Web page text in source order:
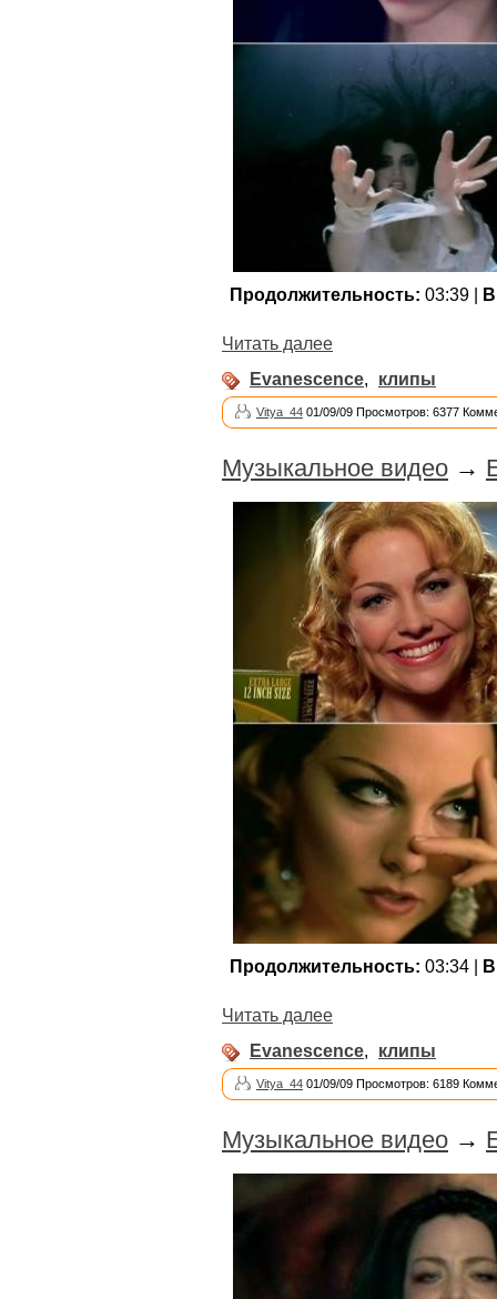
Продолжительность: 03:39 |
Читать далее
Evanescence, клипы
Vitya_44 01/09/09 Просмотров: 6377
Музыкальное видео →
Продолжительность: 03:34 |
Читать далее
Evanescence, клипы
Vitya_44 01/09/09 Просмотров: 6189
Музыкальное видео →